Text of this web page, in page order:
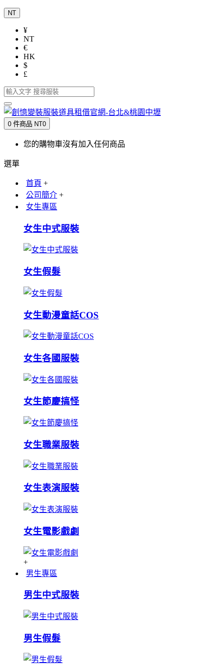
NT
¥
NT
€
HK
$
£
0 件商品 NT0
您的購物車沒有加入任何商品
選單
首頁 +
公司簡介 +
女生專區
女生中式服裝
女生假髮
女生動漫童話COS
女生各國服裝
女生節慶搞怪
女生職業服裝
女生表演服裝
女生電影戲劇
+
男生專區
男生中式服裝
男生假髮